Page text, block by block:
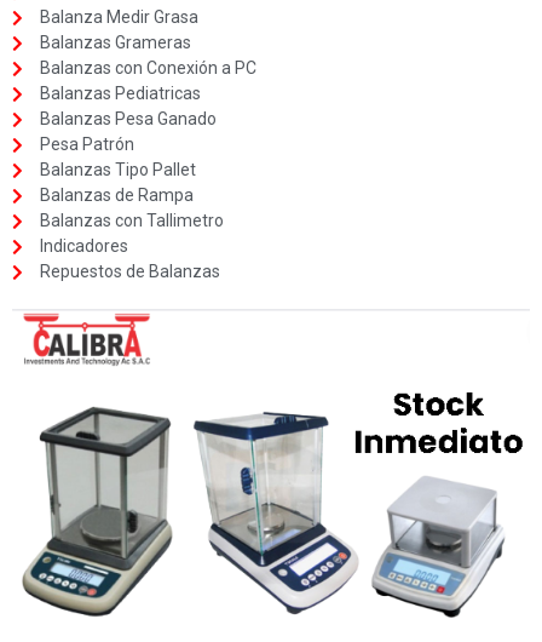
Balanza Medir Grasa
Balanzas Grameras
Balanzas con Conexión a PC
Balanzas Pediatricas
Balanzas Pesa Ganado
Pesa Patrón
Balanzas Tipo Pallet
Balanzas de Rampa
Balanzas con Tallimetro
Indicadores
Repuestos de Balanzas